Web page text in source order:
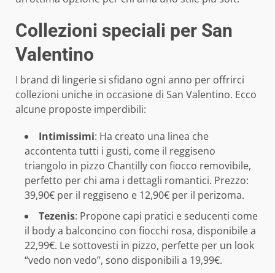
Collezioni speciali per San
Valentino
I brand di lingerie si sfidano ogni anno per offrirci
collezioni uniche in occasione di San Valentino. Ecco
alcune proposte imperdibili:
Intimissimi: Ha creato una linea che
accontenta tutti i gusti, come il reggiseno
triangolo in pizzo Chantilly con fiocco removibile,
perfetto per chi ama i dettagli romantici. Prezzo:
39,90€ per il reggiseno e 12,90€ per il perizoma.
Tezenis: Propone capi pratici e seducenti come
il body a balconcino con fiocchi rosa, disponibile a
22,99€. Le sottovesti in pizzo, perfette per un look
“vedo non vedo”, sono disponibili a 19,99€.